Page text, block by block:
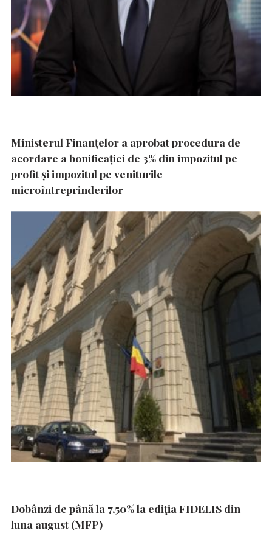
Ministerul Finanțelor a aprobat procedura de
acordare a bonificației de 3% din impozitul pe
profit și impozitul pe veniturile
microîntreprinderilor
Dobânzi de până la 7,50% la ediția FIDELIS din
luna august (MFP)